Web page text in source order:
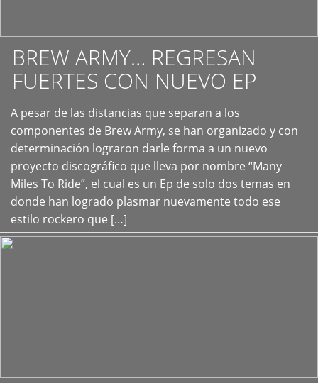
BREW ARMY… REGRESAN
FUERTES CON NUEVO EP
A pesar de las distancias que separan a los
componentes de Brew Army, se han organizado y con
determinación lograron darle forma a un nuevo
proyecto discográfico que lleva por nombre “Many
Miles To Ride”, el cual es un Ep de solo dos temas en
donde han logrado plasmar nuevamente todo ese
estilo rockero que […]
+